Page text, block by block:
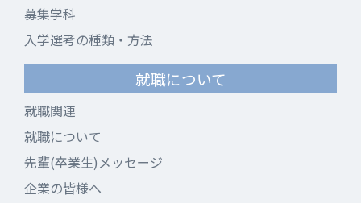
募集学科
入学選考の種類・方法
就職について
就職関連
就職について
先輩(卒業生)メッセージ
企業の皆様へ